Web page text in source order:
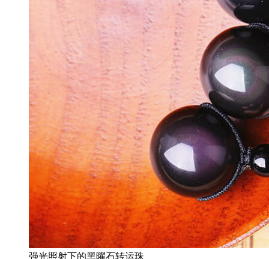
强光照射下的黑曜石转运珠